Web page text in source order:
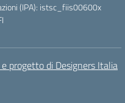
(IPA): istsc_fiis00600x
e progetto di Designers Italia